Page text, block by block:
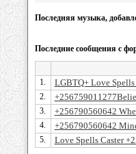
Последняя музыка,
Последние сообщения с
1. LGBTQ+ Love
2.
3. +256790560642
4. +256790560642
5. Love Spells Caster